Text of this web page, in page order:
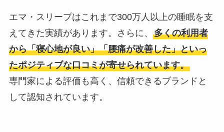
エマ・スリープはこれまで300万人以上の睡眠を支
えてきた実績があります。さらに、 多くの利用者
から「寝心地が良い」「腰痛が改善した」といっ
たポジティブな口コミが寄せられています。
専門家による評価も高く、信頼できるブランドと
して認知されています。